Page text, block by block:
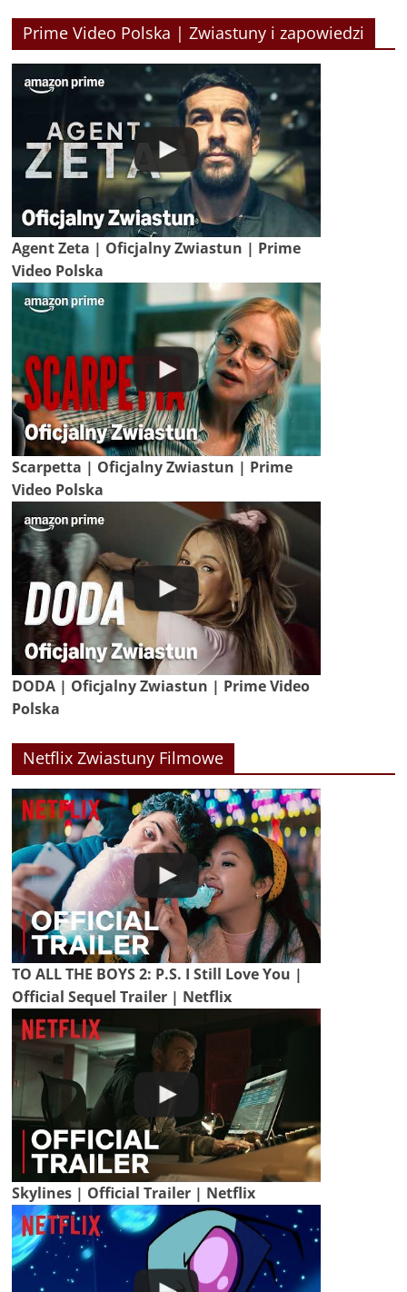
Prime Video Polska | Zwiastuny i zapowiedzi
Agent Zeta | Oficjalny Zwiastun | Prime
Video Polska
Scarpetta | Oficjalny Zwiastun | Prime
Video Polska
DODA | Oficjalny Zwiastun | Prime Video
Polska
Netflix Zwiastuny Filmowe
TO ALL THE BOYS 2: P.S. I Still Love You |
Official Sequel Trailer | Netflix
Skylines | Official Trailer | Netflix